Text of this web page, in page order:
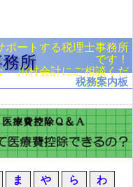
所
ポートする税理士事務所
です！
村会計にご相談くだ
さい！！
税務案内板
ま や ら わ